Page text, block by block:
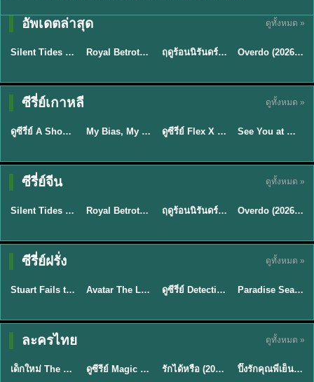
อัพเดตล่าสุด ดูทั้งหมด »
★9.5
พากย์ไทย
Silent Tides คลื่นลมลวง (2025) พากย์ไทย ซับไทย EP.1-31 ★9 Royal Betrothal (2026) สัญญาวิวาห์แห่งราชวงศ์ พากย์ไทย ซับไทย EP1-32 ★8.8 ฤดูร้อนนิรันดร์ (2026) Never-Ending Summer พากย์ไทย EP.1-29
ซับไทย
Overdo (2026) รักเกินแค้น พากย์ไทย ซับไทย EP1-33 (จบ)
ซีรี่ย์เกาหลี ดูทั้งหมด »
★8 EP.16
พากย์ไทย
TH EP. 16
ดูซีรี่ย์ A Shop for Killers 2 ร้านลับนักฆ่า ซีซัน 2 (2026) ซับไทย-พากย์ไทย My Bias, My Boss เมื่อเมนฉันเป็นประธานบริษัท (2026) พากย์ไทย ซับไทย EP.1-12 ★8 EP.16
Sub EP. 16 | TH
ดูซีรี่ย์ Flex X Cop คุณชายสายสืบ (2024) พากย์ไทย-ซับไทย EP.1-16 (จบ) ★9
ซับไทย | พากย์
Sub EP. 8 | TH
See You at Work Tomorrow! เจอกันที่ออฟฟิศพรุ่งนี้นะ พากย์ไทย
ซีรี่ย์จีน ดูทั้งหมด »
★9.5
พากย์ไทย
Silent Tides คลื่นลมลวง (2025) พากย์ไทย ซับไทย EP.1-31 ★9 Royal Betrothal (2026) สัญญาวิวาห์แห่งราชวงศ์ พากย์ไทย ซับไทย EP1-32 ★8.8 ฤดูร้อนนิรันดร์ (2026) Never-Ending Summer พากย์ไทย EP.1-29
ซับไทย
Overdo (2026) รักเกินแค้น พากย์ไทย ซับไทย EP1-33 (จบ)
ซีรี่ย์ฝรั่ง ดูทั้งหมด »
★8.8 EP.2
พากย์ไทย
TH EP. 2
Stuart Fails to Save the Universe (2026) สจ๊วตล่มแผนกู้จักรวาล พากย์ไทย EP1-10 ★7.8 EP.7Avatar The Last Airbender 2 เณรน้อยเจ้าอภินิหาร พากย์ไทย EP.9ดูซีรี่ย์ Detective Hole (2026) พากย์ไทย HD ฟรี อัปเดตล่าสุด Netflix EP.8
พากย์ไทย
Paradise Season 2 (2026) พากย์ไทย EP1-8 ดูซีรี่ย์ฝรั่ง HD ครบทุกตอน
ละครไทย ดูทั้งหมด »
★ 8 EP.6
พากย์ไทย
เด็กใหม่ The Reset 2026 EP1-6 พากย์ไทย ดูซีรี่ย์ Netflix ล่าสุด HD ดูซีรีย์ Magic Move (2026) ทำนายทายรัก Thai EP.1-10 HD รักได้หรือ (2026) YOUNG Let's Begin Again พากย์ไทย EP.1-19 ★8
พากย์ไทย
ปิ๊งรักคุณพี่เย็นชา (2026) Frozen Valentine EP.1-10 (จบ)